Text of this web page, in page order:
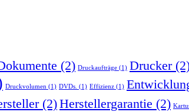
(2) Druckaufträge (1) Drucker
Druckvolumen (1) DVDs. (1) Effizienz (1)
(2)Herstellergarantie (2)